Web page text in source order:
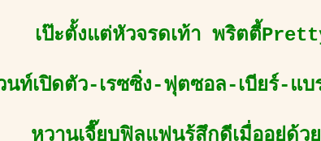
เป๊ะตั้งแต่หัวจรดเท้า พริตตี้
นท์เปิดตัว-เรซซิ่ง-ฟุตซอล-เบียร์-แ
หวานเจี๊ยบฟิลแฟนรู้สึกดีเมื่ออยู่ด้